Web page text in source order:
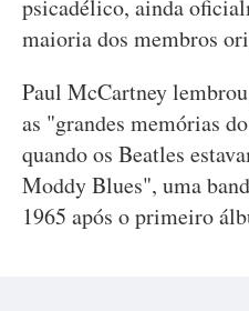
psicadélico, ainda
maioria dos membros
Paul McCartney
as "grandes memórias
quando os Beatles
Moddy Blues", uma
1965 após o primeiro